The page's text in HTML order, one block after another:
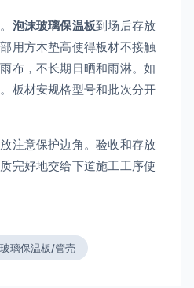
泡沫玻璃保温板到场后存放
用方木垫高使得板材不接触
布，不长期日晒和雨淋。如
板材安规格型号和批次分开
注意保护边角。验收和存放
完好地交给下道施工工序使
璃保温板/管壳